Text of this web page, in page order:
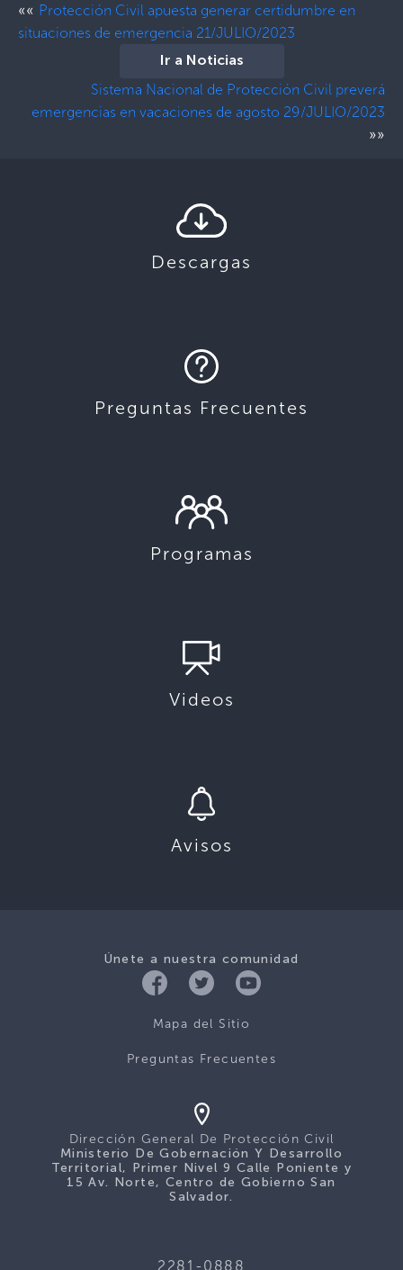
«« Protección Civil apuesta generar certidumbre en
situaciones de emergencia 21/JULIO/2023
Ir a Noticias
Sistema Nacional de Protección Civil preverá
emergencias en vacaciones de agosto 29/JULIO/2023
»»
Descargas
Preguntas Frecuentes
Programas
Videos
Avisos
Únete a nuestra comunidad
Mapa del Sitio
Preguntas Frecuentes
Dirección General De Protección Civil
Ministerio De Gobernación Y Desarrollo
Territorial, Primer Nivel 9 Calle Poniente y
15 Av. Norte, Centro de Gobierno San
Salvador.
2281-0888